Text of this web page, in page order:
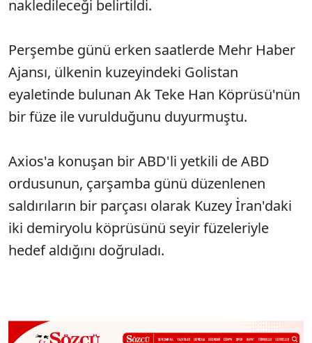
nakledileceği belirtildi.
Perşembe günü erken saatlerde Mehr Haber
Ajansı, ülkenin kuzeyindeki Golistan
eyaletinde bulunan Ak Teke Han Köprüsü'nün
bir füze ile vurulduğunu duyurmuştu.
Axios'a konuşan bir ABD'li yetkili de ABD
ordusunun, çarşamba günü düzenlenen
saldırıların bir parçası olarak Kuzey İran'daki
iki demiryolu köprüsünü seyir füzeleriyle
hedef aldığını doğruladı.